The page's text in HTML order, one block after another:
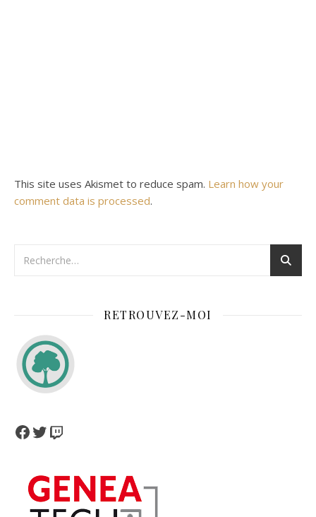
This site uses Akismet to reduce spam. Learn how your
comment data is processed.
RETROUVEZ-MOI
Facebook
TwitterTwitch